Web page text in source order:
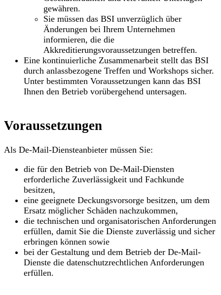
gewähren.
Sie müssen das BSI unverzüglich über
Änderungen bei Ihrem Unternehmen
informieren, die die
Akkreditierungsvoraussetzungen betreffen.
Eine kontinuierliche Zusammenarbeit stellt das BSI
durch anlassbezogene Treffen und Workshops sicher.
Unter bestimmten Voraussetzungen kann das BSI
Ihnen den Betrieb vorübergehend untersagen.
Voraussetzungen
Als De-Mail-Diensteanbieter müssen Sie:
die für den Betrieb von De-Mail-Diensten
erforderliche Zuverlässigkeit und Fachkunde
besitzen,
eine geeignete Deckungsvorsorge besitzen, um dem
Ersatz möglicher Schäden nachzukommen,
die technischen und organisatorischen Anforderungen
erfüllen, damit Sie die Dienste zuverlässig und sicher
erbringen können sowie
bei der Gestaltung und dem Betrieb der De-Mail-
Dienste die datenschutzrechtlichen Anforderungen
erfüllen.